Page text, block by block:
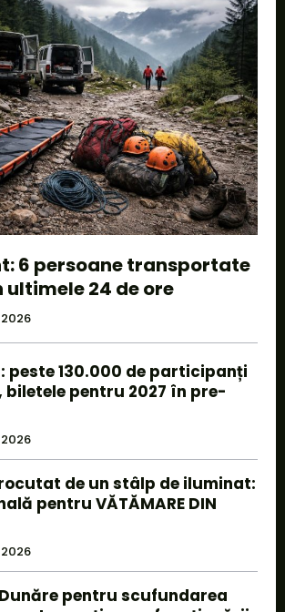
6 persoane transportate
24 de ore
peste 130.000 de participanți
biletele pentru 2027 în pre-
de un stâlp de iluminat:
pentru VĂTĂMARE DIN
pentru scufundarea